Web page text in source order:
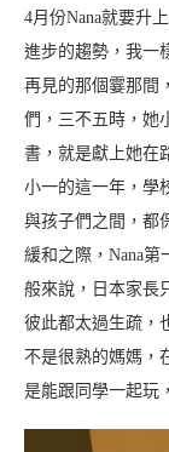
4月份Nana就要升
進步的趨勢，我一
再見的那個霎那間
們，三不五時，她
書，就是獻上她在
小一的這一年，學
與孩子們之間，都
緩和之際，Nana
般來說，日本家長
彼此都太過生疏，
不是很熟的媽媽，
是能跟同學一起玩